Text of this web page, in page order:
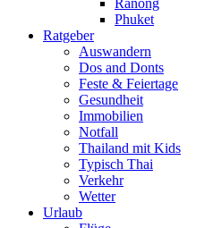
Ranong
Phuket
Ratgeber
Auswandern
Dos and Donts
Feste & Feiertage
Gesundheit
Immobilien
Notfall
Thailand mit Kids
Typisch Thai
Verkehr
Wetter
Urlaub